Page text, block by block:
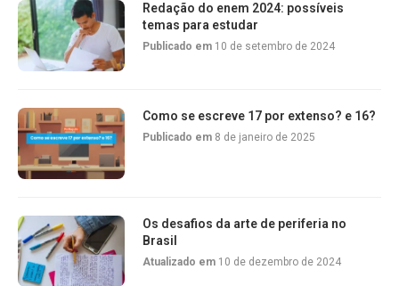
Redação do enem 2024: possíveis
temas para estudar
Publicado em 10 de setembro de 2024
Como se escreve 17 por extenso? e 16?
Publicado em 8 de janeiro de 2025
Os desafios da arte de periferia no
Brasil
Atualizado em 10 de dezembro de 2024